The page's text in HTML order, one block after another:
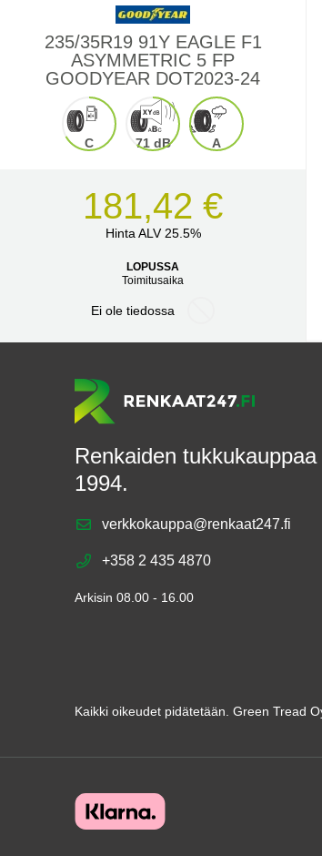
235/35R19 91Y EAGLE F1
ASYMMETRIC 5 FP
GOODYEAR DOT2023-24
C 71 dB A
181,42 €
Hinta ALV 25.5%
LOPUSSA
Toimitusaika
Ei ole tiedossa
Renkaiden
1994.
verkkokauppa@renkaat247.fi
+358 2 435 4870
Arkisin 08.00 - 16.00
Kaikki oikeudet pidätetään. Green Tread